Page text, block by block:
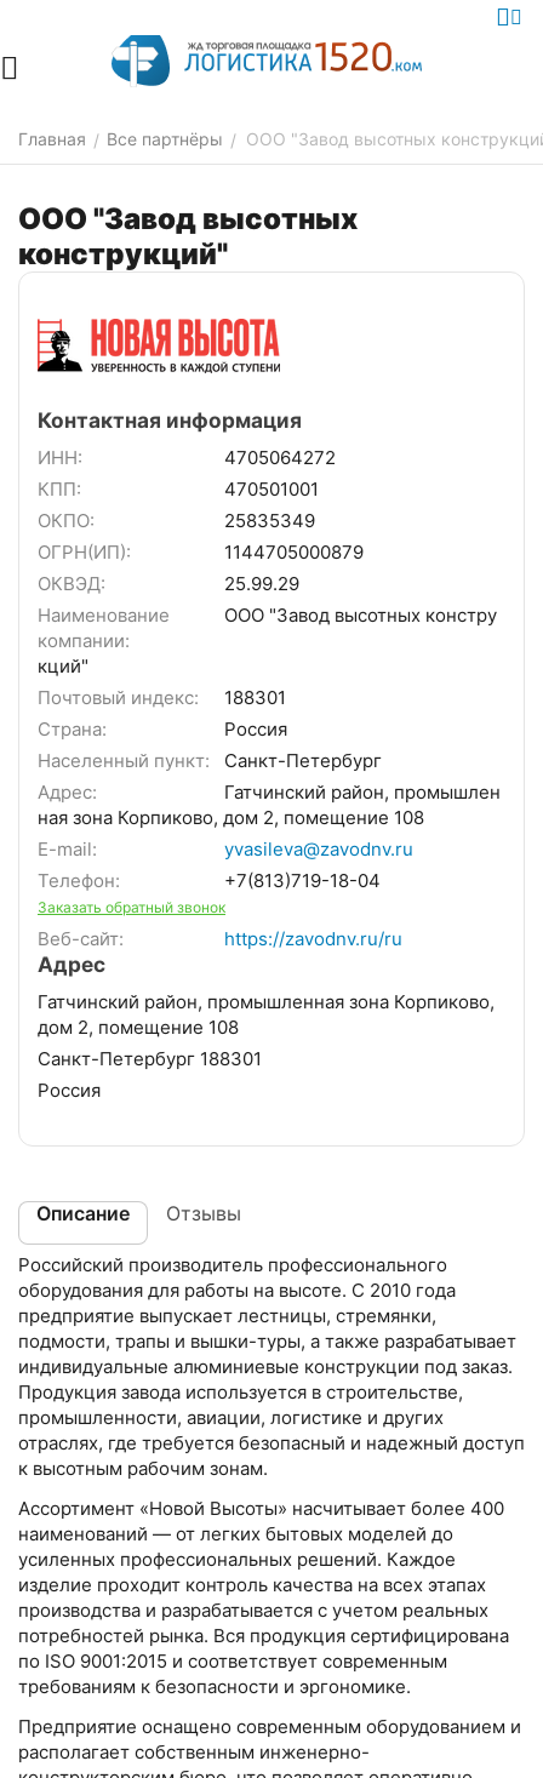
Главная / Все партнёры / ООО "Завод высотных
ООО "Завод высотных
конструкций"
Контактная информация
ИНН:
4705064272
КПП:
470501001
ОКПО:
25835349
ОГРН(ИП):
1144705000879
ОКВЭД:
25.99.29
Наименование
компании:
ООО "Завод высотных констру
кций"
Почтовый индекс:
188301
Страна:
Россия
Населенный пункт:
Санкт-Петербург
Адрес:
Гатчинский район, промышлен
ная зона Корпиково, дом 2, помещение 108
E-mail:
yvasileva@zavodnv.ru
Телефон:
+7(813)719-18-04
Заказать обратный звонок
Веб-сайт: https://zavodnv.ru/ru
Адрес
Гатчинский район, промышленная зона Корпиково,
дом 2, помещение 108
Санкт-Петербург 188301
Россия
Описание Отзывы
Российский производитель профессионального
оборудования для работы на высоте. С 2010 года
предприятие выпускает лестницы, стремянки,
подмости, трапы и вышки-туры, а также разрабатывает
индивидуальные алюминиевые конструкции под заказ.
Продукция завода используется в строительстве,
промышленности, авиации, логистике и других
отраслях, где требуется безопасный и надежный доступ
к высотным рабочим зонам.
Ассортимент «Новой Высоты» насчитывает более 400
наименований — от легких бытовых моделей до
усиленных профессиональных решений. Каждое
изделие проходит контроль качества на всех этапах
производства и разрабатывается с учетом реальных
потребностей рынка. Вся продукция сертифицирована
по ISO 9001:2015 и соответствует современным
требованиям к безопасности и эргономике.
Предприятие оснащено современным оборудованием и
располагает собственным инженерно-